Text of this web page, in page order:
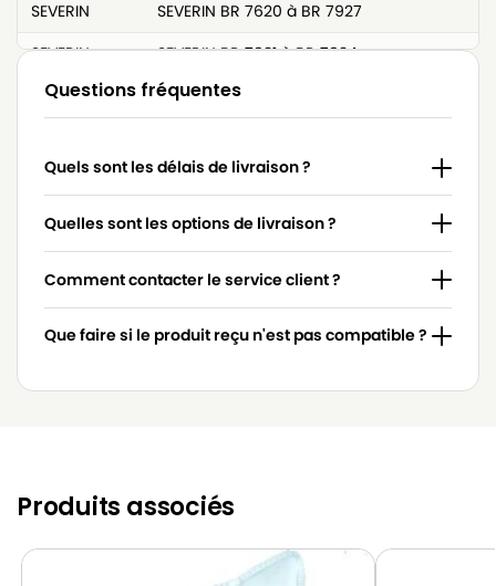
SEVERIN
SEVERIN BR 7620 à BR 7927
SEVERIN
SEVERIN BR 7921 à BR 7924
SEVERIN
SEVERIN BR 7927
SEVERIN
SEVERIN BR 7950
SEVERIN
SEVERIN BR7955
SEVERIN
SEVERIN ELECTRONIC 1300
SEVERIN
SEVERIN SB 9022
SEVERIN
SEVERIN SB 9099
Questions fréquentes
Quels sont les délais de livraison ?
Quelles sont les options de livraison ?
Comment contacter le service client ?
Que faire si le produit reçu n'est pas compatible ?
Produits associés